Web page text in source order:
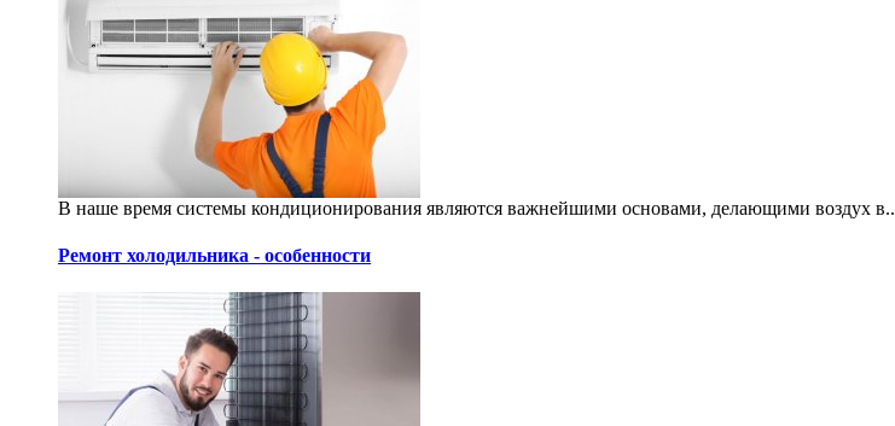
В наше время системы кондиционирования являются важнейшими основами, делающими воздух в..
Ремонт холодильника - особенности